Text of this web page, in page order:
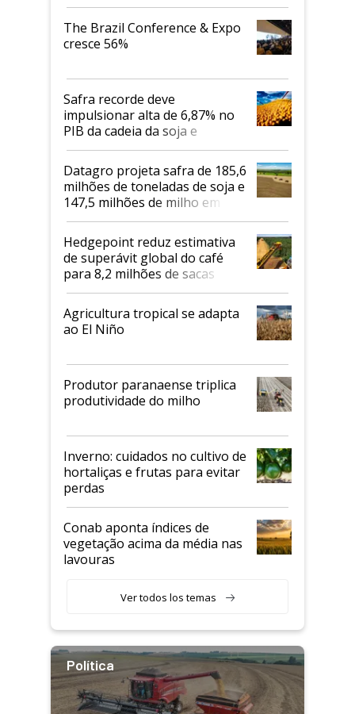
cafés Canephora
The Brazil Conference & Expo
cresce 56%
Safra recorde deve
impulsionar alta de 6,87% no
PIB da cadeia da soja e
biodiesel em 2026
Datagro projeta safra de 185,6
milhões de toneladas de soja e
147,5 milhões de milho em
2026/27
Hedgepoint reduz estimativa
de superávit global do café
para 8,2 milhões de sacas
Agricultura tropical se adapta
ao El Niño
Produtor paranaense triplica
produtividade do milho
Inverno: cuidados no cultivo de
hortaliças e frutas para evitar
perdas
Conab aponta índices de
vegetação acima da média nas
lavouras
Ver todos los temas
Política